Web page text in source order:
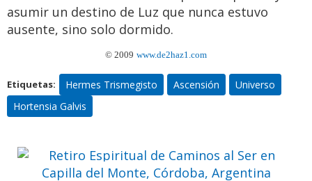
asumir un destino de Luz que nunca estuvo
ausente, sino solo dormido.
© 2009 www.de2haz1.com
Etiquetas: Hermes Trismegisto Ascensión
Universo
Hortensia Galvis
Retiro Espiritual de Caminos al
Ser en Capilla del Monte,
Córdoba, Argentina
Ven a pasar unos días
Previo